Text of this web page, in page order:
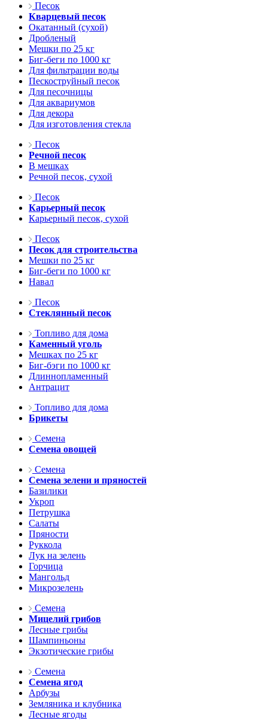
Песок
Кварцевый песок
Окатанный (сухой)
Дробленый
Мешки по 25 кг
Биг-беги по 1000 кг
Для фильтрации воды
Пескоструйный песок
Для песочницы
Для аквариумов
Для декора
Для изготовления стекла
Песок
Речной песок
В мешках
Речной песок, сухой
Песок
Карьерный песок
Карьерный песок, сухой
Песок
Песок для строительства
Мешки по 25 кг
Биг-беги по 1000 кг
Навал
Песок
Стеклянный песок
Топливо для дома
Каменный уголь
Мешках по 25 кг
Биг-бэги по 1000 кг
Длиннопламенный
Антрацит
Топливо для дома
Брикеты
Семена
Семена овощей
Семена
Семена зелени и пряностей
Базилики
Укроп
Петрушка
Салаты
Пряности
Руккола
Лук на зелень
Горчица
Мангольд
Микрозелень
Семена
Мицелий грибов
Лесные грибы
Шампиньоны
Экзотические грибы
Семена
Семена ягод
Арбузы
Земляника и клубника
Лесные ягоды